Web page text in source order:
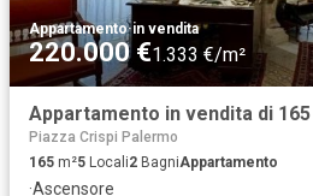
Appartamento·in vendita
220.000 €1.333 €/m²
Piazza Crispi Palermo
165 m²5 Locali2 BagniAppartamento
·Ascensore